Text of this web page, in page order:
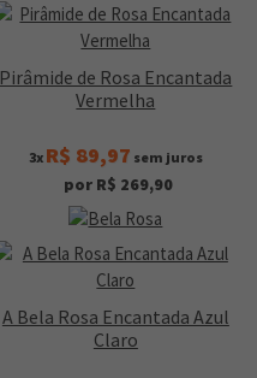
Pirâmide de Rosa Encantada
Vermelha
3x R$ 89,97 sem juros
por R$ 269,90
A Bela Rosa Encantada Azul
Claro